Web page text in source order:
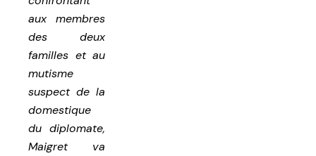
aux membres
des deux
familles et au
mutisme
suspect de la
domestique
du diplomate,
Maigret va